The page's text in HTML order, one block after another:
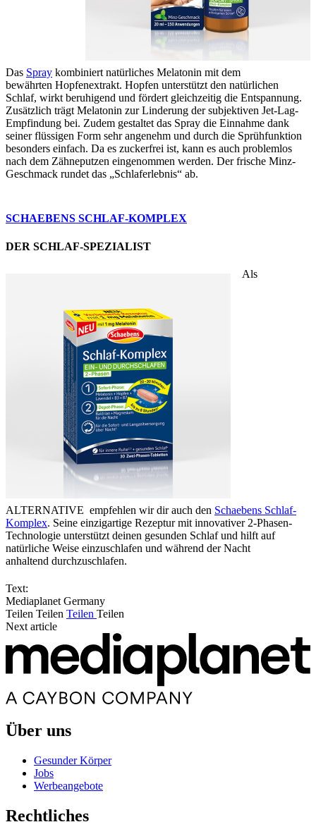
Das Spray kombiniert natürliches Melatonin mit dem
bewährten Hopfenextrakt. Hopfen unterstützt den natürlichen
Schlaf, wirkt beruhigend und fördert gleichzeitig die Entspannung.
Zusätzlich trägt Melatonin zur Linderung der subjektiven Jet-Lag-
Empfindung bei. Zudem gestaltet das Spray die Einnahme dank
seiner flüssigen Form sehr angenehm und durch die Sprühfunktion
besonders einfach. Da es zuckerfrei ist, kann es auch problemlos
nach dem Zähneputzen eingenommen werden. Der frische Minz-
Geschmack rundet das „Schlaferlebnis“ ab.
SCHAEBENS SCHLAF-KOMPLEX
DER SCHLAF-SPEZIALIST
Als
ALTERNATIVE empfehlen wir dir auch den Schaebens Schlaf-
Komplex. Seine einzigartige Rezeptur mit innovativer 2-Phasen-
Technologie unterstützt deinen gesunden Schlaf und hilft auf
natürliche Weise einzuschlafen und während der Nacht
anhaltend durchzuschlafen.
Text:
Mediaplanet Germany
Teilen Teilen Teilen Teilen
Next article
Über uns
Gesunder Körper
Jobs
Werbeangebote
Rechtliches